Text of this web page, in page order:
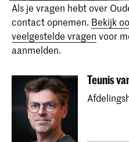
Als je vragen hebt over
contact opnemen. Bekijk
veelgestelde vragen voor
aanmelden.
Teunis